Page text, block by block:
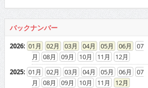
バックナンバー
2026: 01 02 03 04 05 06
07
08
09 10 11
12
2025: 01 02 03 04 05 06
07
08
09 10 11
12